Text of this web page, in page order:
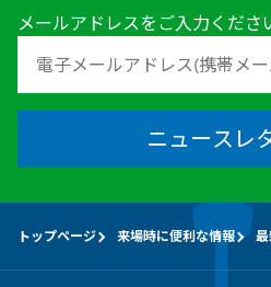
メールアドレスをご入力くださ
ニュースレ
トップページ 来場時に便利な情報 最